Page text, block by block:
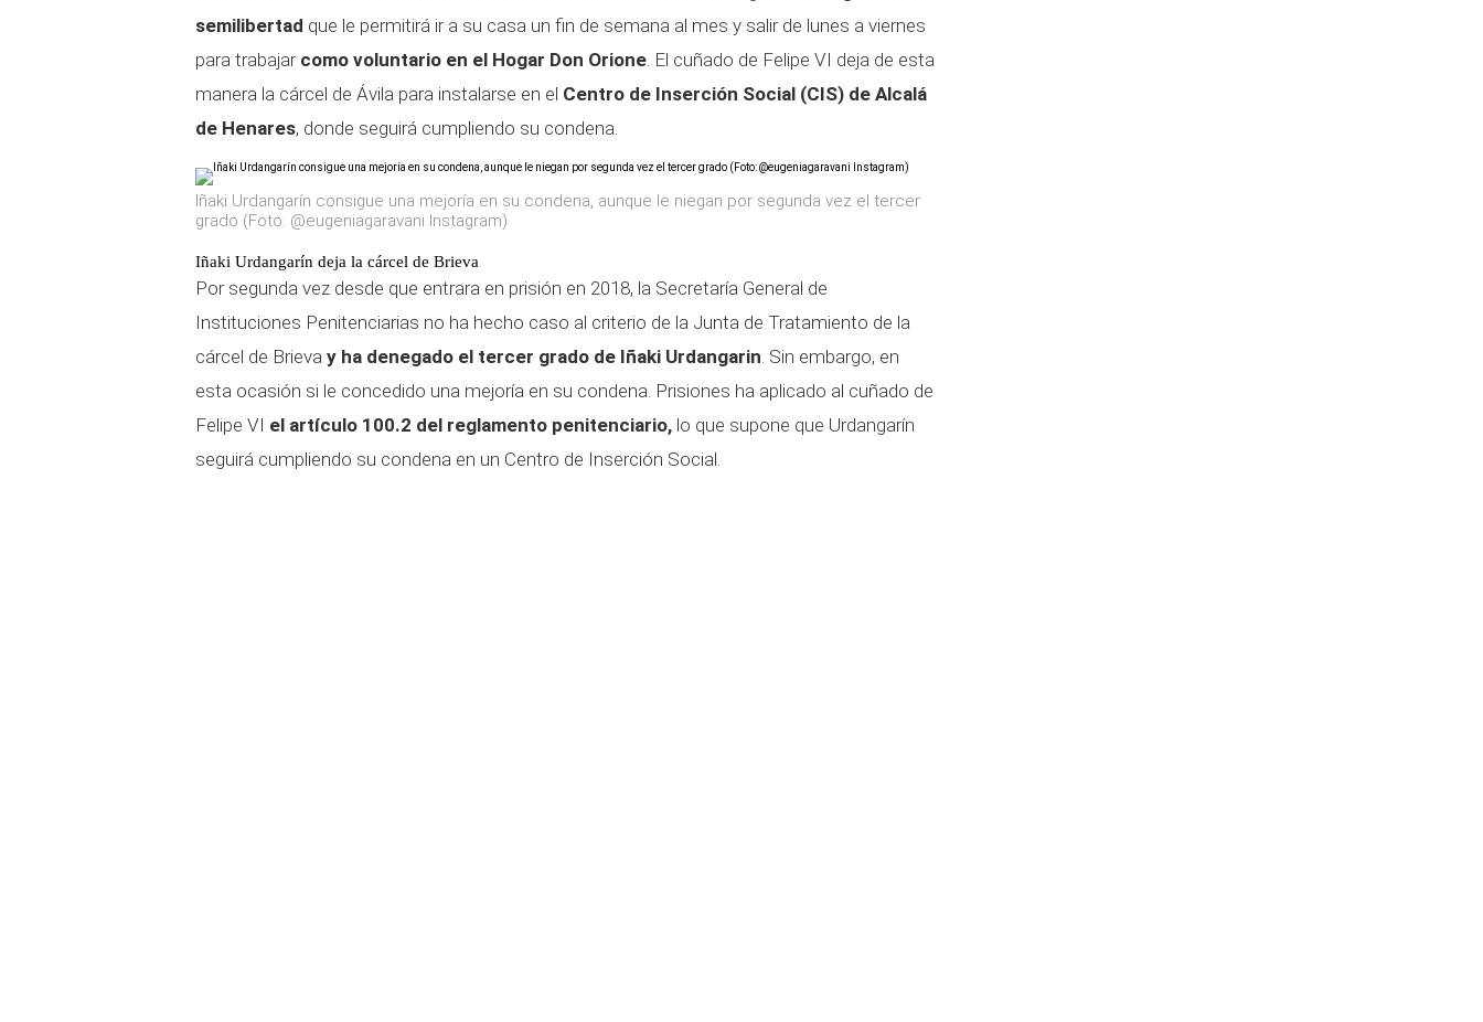
semilibertad que le permitirá ir a su casa un fin de semana al mes y salir de lunes a viernes
para trabajar como voluntario en el Hogar Don Orione. El cuñado de Felipe VI deja de esta
manera la cárcel de Ávila para instalarse en el Centro de Inserción Social (CIS) de Alcalá
de Henares, donde seguirá cumpliendo su condena.
Iñaki Urdangarín consigue una mejoría en su condena, aunque le niegan por segunda vez el tercer
grado (Foto: @eugeniagaravani Instagram)
Iñaki Urdangarín deja la cárcel de Brieva
Por segunda vez desde que entrara en prisión en 2018, la Secretaría General de
Instituciones Penitenciarias no ha hecho caso al criterio de la Junta de Tratamiento de la
cárcel de Brieva y ha denegado el tercer grado de Iñaki Urdangarin. Sin embargo, en
esta ocasión si le concedido una mejoría en su condena. Prisiones ha aplicado al cuñado de
Felipe VI el artículo 100.2 del reglamento penitenciario, lo que supone que Urdangarín
seguirá cumpliendo su condena en un Centro de Inserción Social.